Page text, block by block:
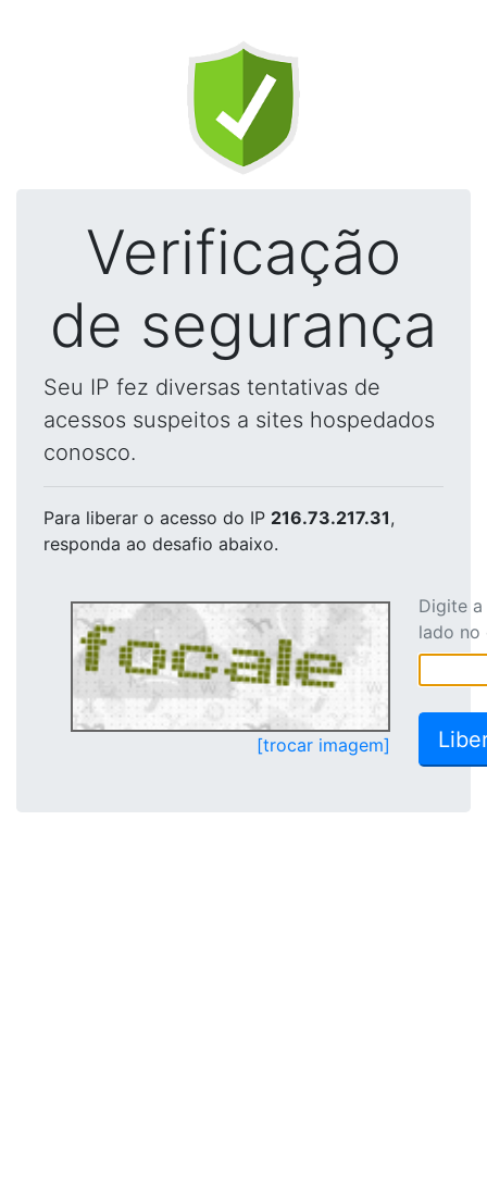
Verificação
de segurança
Seu IP fez diversas tentativas de
acessos suspeitos a sites hospedados
conosco.
Para liberar o acesso do IP 216.73.217.31,
responda ao desafio abaixo.
[trocar imagem]
Digite
lado no